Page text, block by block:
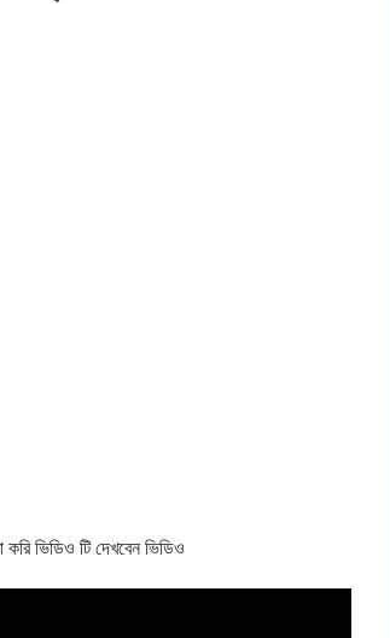
ভিডিও টি দেখবেন ভিডিও